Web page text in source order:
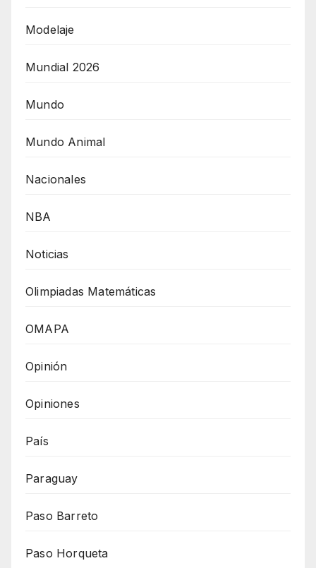
Modelaje
Mundial 2026
Mundo
Mundo Animal
Nacionales
NBA
Noticias
Olimpiadas Matemáticas
OMAPA
Opinión
Opiniones
País
Paraguay
Paso Barreto
Paso Horqueta